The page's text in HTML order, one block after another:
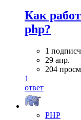
Как
php?
1
29 апр.
204
1
ответ
PHP